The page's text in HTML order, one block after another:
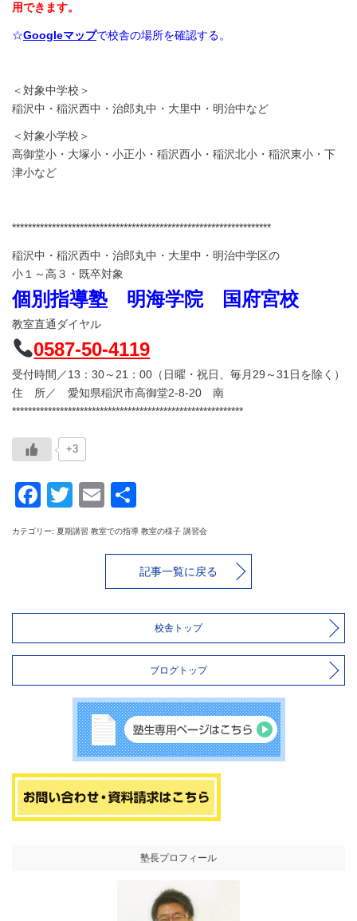
用できます。
☆Googleマップで校舎の場所を確認する。
＜対象中学校＞
稲沢中・稲沢西中・治郎丸中・大里中・明治中など
＜対象小学校＞
高御堂小・大塚小・小正小・稲沢西小・稲沢北小・稲沢東小・下
津小など
*****************************************************************
稲沢中・稲沢西中・治郎丸中・大里中・明治中学区の
小１～高３・既卒対象
個別指導塾 明海学院 国府宮校
教室直通ダイヤル
0587-50-4119
受付時間／13：30～21：00（日曜・祝日、毎月29～31日を除く）
住 所／ 愛知県稲沢市高御堂2‐8‐20 南
**********************************************************
+3
Facebook
TwitterEmail
有
カテゴリー: 夏期講習 教室での指導 教室の様子 講習会
記事一覧に戻る
校舎トップ
ブログトップ
塾長プロフィール